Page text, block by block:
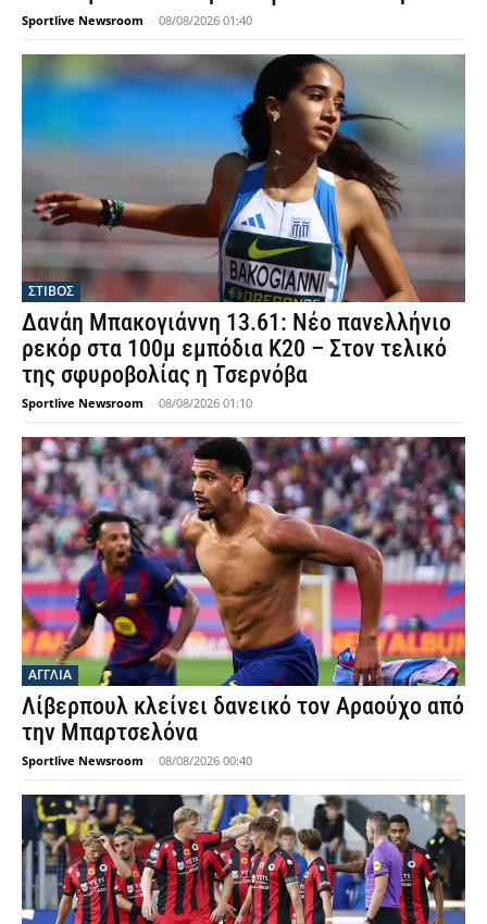
Sportlive Newsroom - 08/08/2026 01:40
ΣΤΙΒΟΣ
Δανάη Μπακογιάννη 13.61: Νέο πανελλήνιο
ρεκόρ στα 100μ εμπόδια Κ20 – Στον τελικό
της σφυροβολίας η Τσερνόβα
Sportlive Newsroom - 08/08/2026 01:10
ΑΓΓΛΙΑ
Λίβερπουλ κλείνει δανεικό τον Αραούχο από
την Μπαρτσελόνα
Sportlive Newsroom - 08/08/2026 00:40